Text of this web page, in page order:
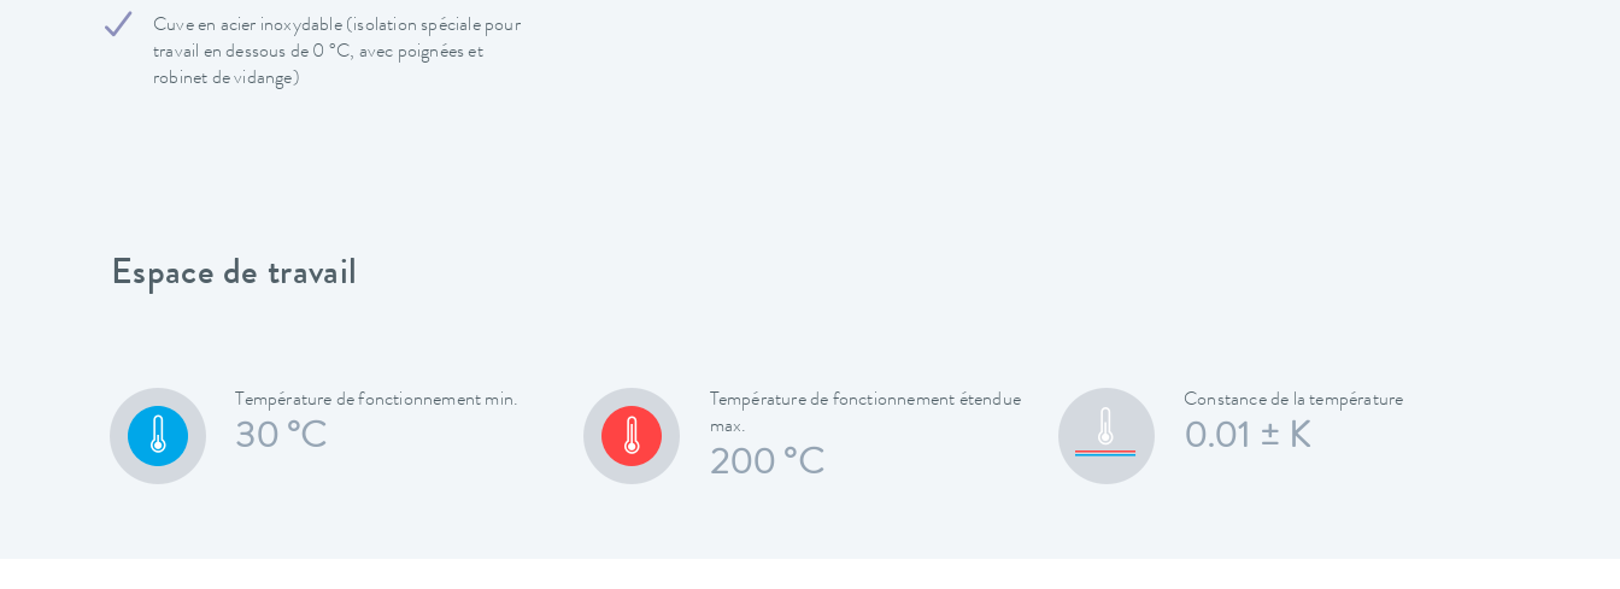
Cuve en acier inoxydable (isolation spéciale pour
travail en dessous de 0 °C, avec poignées et
robinet de vidange)
Espace de travail
Température de fonctionnement min.
30 °C
Température de fonctionnement étendue
max.
200 °C
Constance de la température
0.01 ± K